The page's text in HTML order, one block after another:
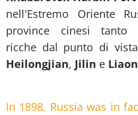
nell'Estremo Oriente
province cinesi tanto
ricche dal punto di
Heilongjian, Jilin e
In 1898, Russia was in